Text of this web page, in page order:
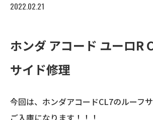
2022.02.21
ホンダ アコード ユーロR
サイド修理
今回は、ホンダアコードCL7のルーフ
ご入庫になります！！！